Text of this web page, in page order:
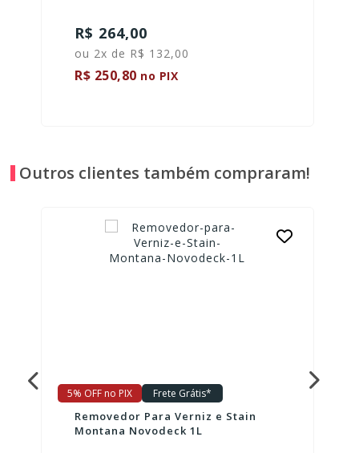
R$ 264,00
ou 2x de R$ 132,00
R$ 250,80 no PIX
Outros clientes também compraram!
5% OFF no PIX Frete Grátis*
Removedor Para Verniz e Stain
Montana Novodeck 1L